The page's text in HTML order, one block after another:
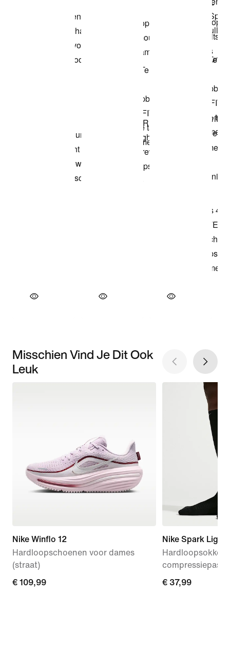
Misschien Vind Je Dit Ook
Leuk
Nike Winflo 12
Hardloopschoenen voor dames
(straat)
€ 109,99
€ 109,99
Nike Spark
€ 37,99
€ 37,99